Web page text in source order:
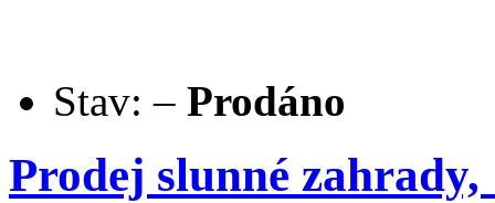
Stav: – Prodáno
Prodej slunné